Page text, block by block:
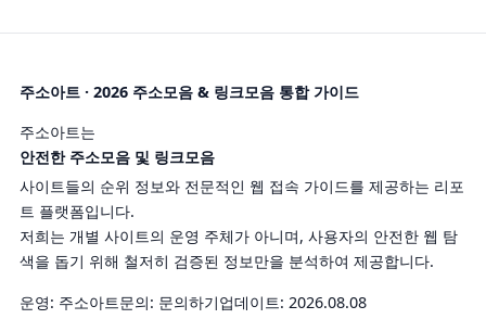
주소아트 · 2026 주소모음 & 링크모음 통합 가이드
주소아트는
안전한 주소모음 및 링크모음
사이트들의 순위 정보와 전문적인 웹 접속 가이드를 제공하는 리포
트 플랫폼입니다.
저희는 개별 사이트의 운영 주체가 아니며, 사용자의 안전한 웹 탐
색을 돕기 위해 철저히 검증된 정보만을 분석하여 제공합니다.
운영: 주소아트문의: 문의하기업데이트: 2026.08.08